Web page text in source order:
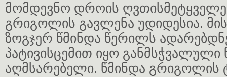
მომდევნო დროის
გრიგოლის გავლენა უდიდესია.
ზოგჯერ წმინდა წერილს
პატივისცემით იყო განმსჭვალული
აღმსარებელი. წმინდა გრიგოლის